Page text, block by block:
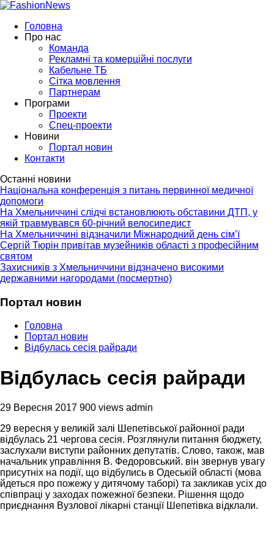
Головна
Про нас
Команда
Рекламні та комерційні послуги
Кабельне ТБ
Сітка мовлення
Партнерам
Програми
Проекти
Спец-проекти
Новини
Портал новин
Контакти
Останні новини
Національна конференція з питань первинної медичної
допомоги
На Хмельниччині слідчі встановлюють обставини ДТП, у
якій травмувався 60-річний велосипедист
На Хмельниччині відзначили Міжнародний день сім’ї
Сергій Тюрін привітав музейників області з професійним
святом
Захисників з Хмельниччини відзначено високими
державними нагородами (посмертно)
Портал новин
Головна
Портал новин
Відбулась сесія райради
Відбулась сесія райради
29 Вересня 2017 900 views admin
29 вересня у великій залі Шепетівської районної ради
відбулась 21 чергова сесія. Розглянули питання бюджету,
заслухали виступи районних депутатів. Слово, також, мав
начальник управління В. Федоровський. він звернув увагу
присутніх на події, що відбулись в Одеській області (мова
йдеться про пожежу у дитячому таборі) та закликав усіх до
співпраці у заходах пожежної безпеки. Рішення щодо
приєднання Вузлової лікарні станції Шепетівка відклали.